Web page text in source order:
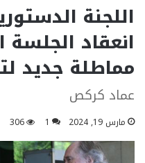
اللجنة
انعقاد الجلسة
مماطلة جديد
عماد كركص
مارس 19, 2024 1
306